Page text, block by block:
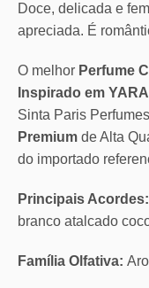
Doce, delicada e
apreciada. É
O melhor Perfume
Inspirado em
Sinta Paris
Premium de Alta
do importado
Principais Acordes:
branco atalcado
Família Olfativa: